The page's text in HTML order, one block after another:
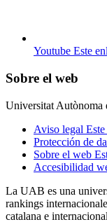
Youtube Este
Sobre el web
Universitat Autònoma
Aviso legal
Protección de
Sobre el web
Accesibilidad
La UAB es una
rankings
catalana e